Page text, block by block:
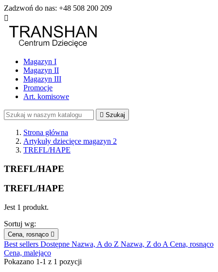
Zadzwoń do nas: +48 508 200 209

Magazyn I
Magazyn II
Magazyn III
Promocje
Art. komisowe
 Szukaj
Strona główna
Artykuły dziecięce magazyn 2
TREFL/HAPE
TREFL/HAPE
TREFL/HAPE
Jest 1 produkt.
Sortuj wg:
Cena, rosnąco 
Best sellers Dostępne Nazwa, A do Z Nazwa, Z do A Cena, rosnąco
Cena, malejąco
Pokazano 1-1 z 1 pozycji